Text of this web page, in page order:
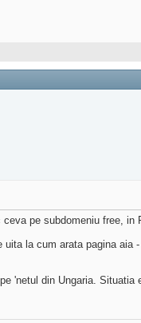
pe subdomeniu free,
la cum arata pagina
'netul din Ungaria.